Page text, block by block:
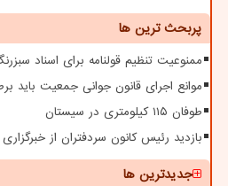
پربحث ترین ها
ممنوعیت تنظیم قولنامه برای اسناد
موانع اجرای قانون جوانی جمعیت باید
طوفان ۱۱۵ کیلومتری در سیستان
بازدید رئیس کانون سردفتران از خبرگزاری
جدیدترین ها